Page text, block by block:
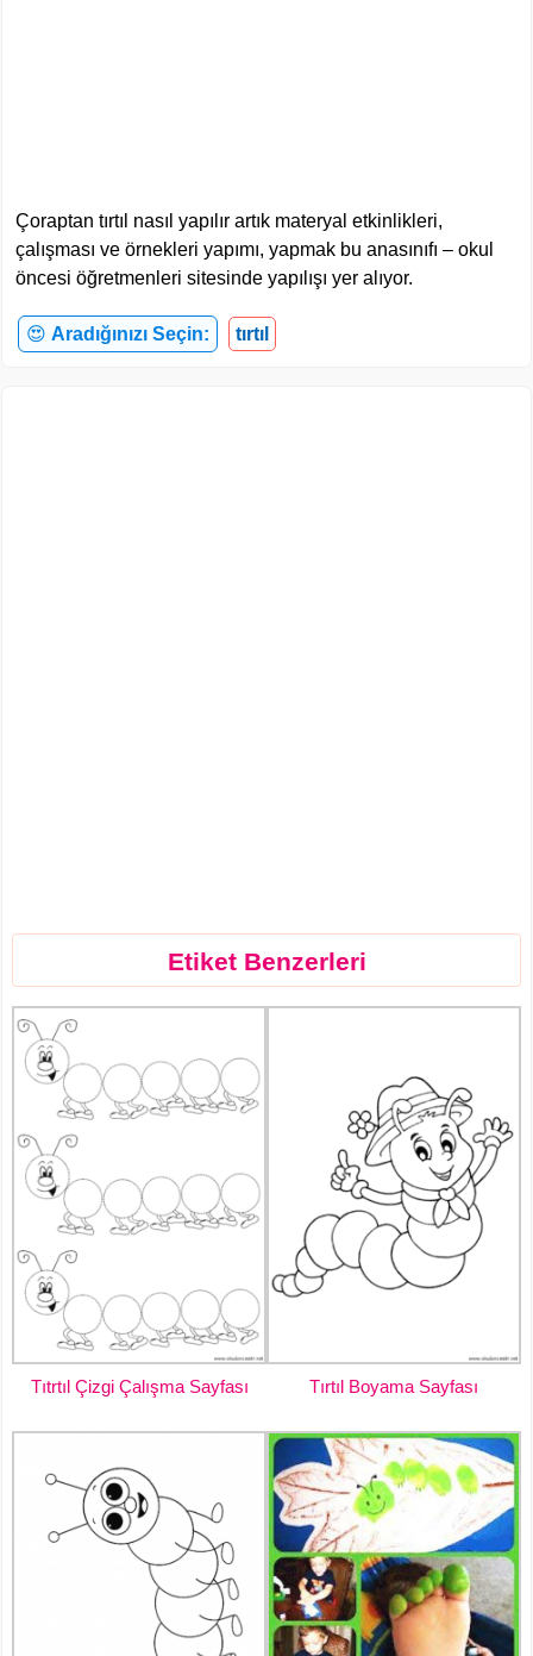
Çoraptan tırtıl nasıl yapılır artık materyal etkinlikleri,
çalışması ve örnekleri yapımı, yapmak bu anasınıfı – okul
öncesi öğretmenleri sitesinde yapılışı yer alıyor.
😍 Aradığınızı Seçin: tırtıl
Etiket Benzerleri
Tıtrtıl Çizgi Çalışma Sayfası Tırtıl Boyama Sayfası